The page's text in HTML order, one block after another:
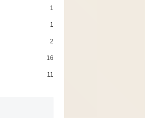
1
1
2
16
11